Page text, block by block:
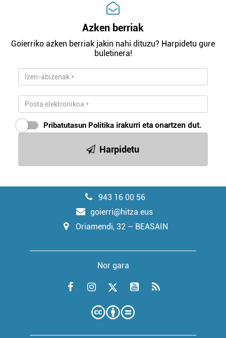
Azken berriak
Goierriko azken berriak jakin nahi dituzu? Harpidetu gure
buletinera!
Pribatutasun Politika irakurri eta onartzen dut.
Harpidetu
943 16 00 56
goierri@hitza.eus
Oriamendi, 32 – BEASAIN
Nor gara